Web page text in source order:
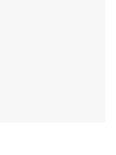
die erste auf der
beschäftigt.